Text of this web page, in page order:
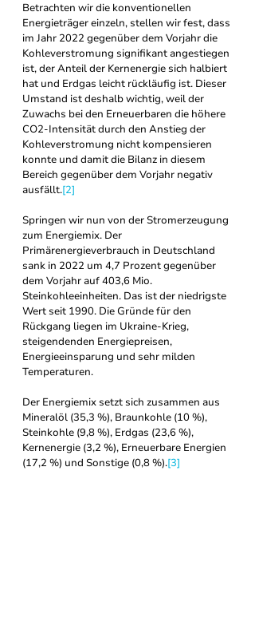
Betrachten wir die konventionellen
Energieträger einzeln, stellen wir fest, dass
im Jahr 2022 gegenüber dem Vorjahr die
Kohleverstromung signifikant angestiegen
ist, der Anteil der Kernenergie sich halbiert
hat und Erdgas leicht rückläufig ist. Dieser
Umstand ist deshalb wichtig, weil der
Zuwachs bei den Erneuerbaren die höhere
CO2-Intensität durch den Anstieg der
Kohleverstromung nicht kompensieren
konnte und damit die Bilanz in diesem
Bereich gegenüber dem Vorjahr negativ
ausfällt.[2]
Springen wir nun von der Stromerzeugung
zum Energiemix. Der
Primärenergieverbrauch in Deutschland
sank in 2022 um 4,7 Prozent gegenüber
dem Vorjahr auf 403,6 Mio.
Steinkohleeinheiten. Das ist der niedrigste
Wert seit 1990. Die Gründe für den
Rückgang liegen im Ukraine-Krieg,
steigendenden Energiepreisen,
Energieeinsparung und sehr milden
Temperaturen.
Der Energiemix setzt sich zusammen aus
Mineralöl (35,3 %), Braunkohle (10 %),
Steinkohle (9,8 %), Erdgas (23,6 %),
Kernenergie (3,2 %), Erneuerbare Energien
(17,2 %) und Sonstige (0,8 %).[3]